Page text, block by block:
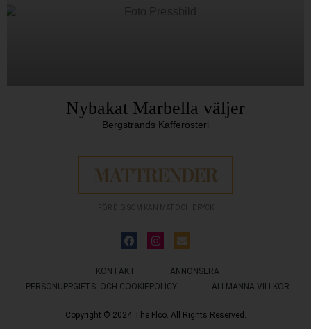
Nybakat Marbella väljer
Bergstrands Kafferosteri
FÖR DIG SOM KAN MAT OCH DRYCK
KONTAKT
ANNONSERA
PERSONUPPGIFTS- OCH COOKIEPOLICY
ALLMÄNNA VILLKOR
Copyright © 2024 The Flco. All Rights Reserved.